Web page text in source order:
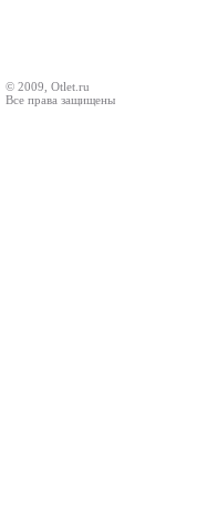
© 2009, Otlet.ru
Все права защищены